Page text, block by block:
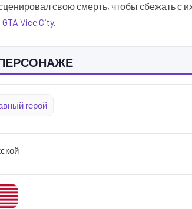
свою смерть, чтобы сбежать с
GTA Vice City.
герой